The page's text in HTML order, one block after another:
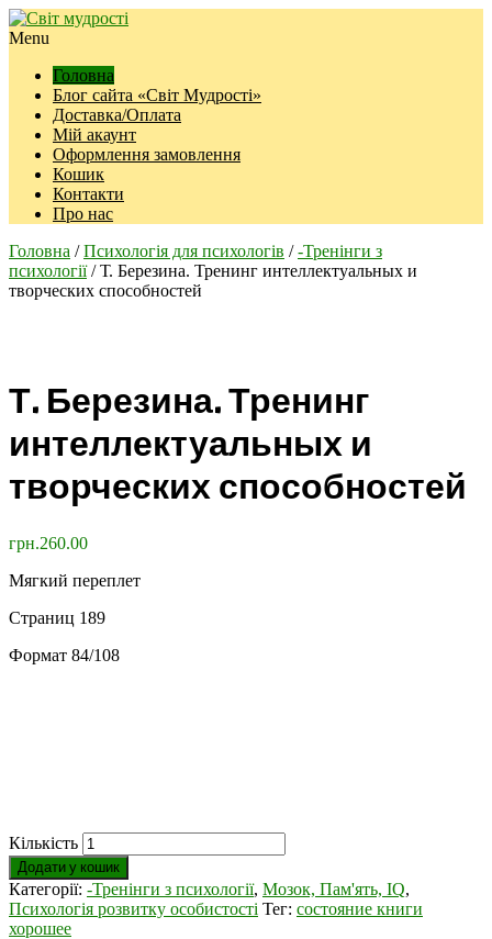
Menu
Головна
Блог сайта «Світ Мудрості»
Доставка/Оплата
Мій акаунт
Оформлення замовлення
Кошик
Контакти
Про нас
Головна /Психологія для психологів /-Тренінги з
психології/ Т. Березина. Тренинг интеллектуальных и
творческих способностей
Т. Березина. Тренинг
интеллектуальных и
творческих способностей
грн.260.00
Мягкий переплет
Страниц 189
Формат 84/108
Кількість
Додати у кошик
Категорії: -Тренінги з психології, Мозок, Пам'ять, IQ,
Психологія розвитку особистості Тег: состояние книги
хорошее